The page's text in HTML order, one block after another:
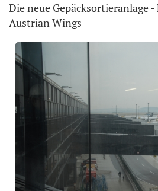
Die neue Gepäcksortieranlage -
Austrian Wings